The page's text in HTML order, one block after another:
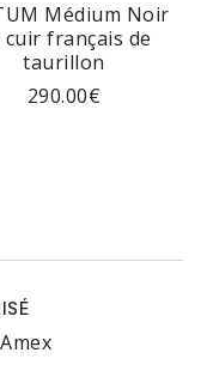
Médium Noir
cuir français de
taurillon
290.00€